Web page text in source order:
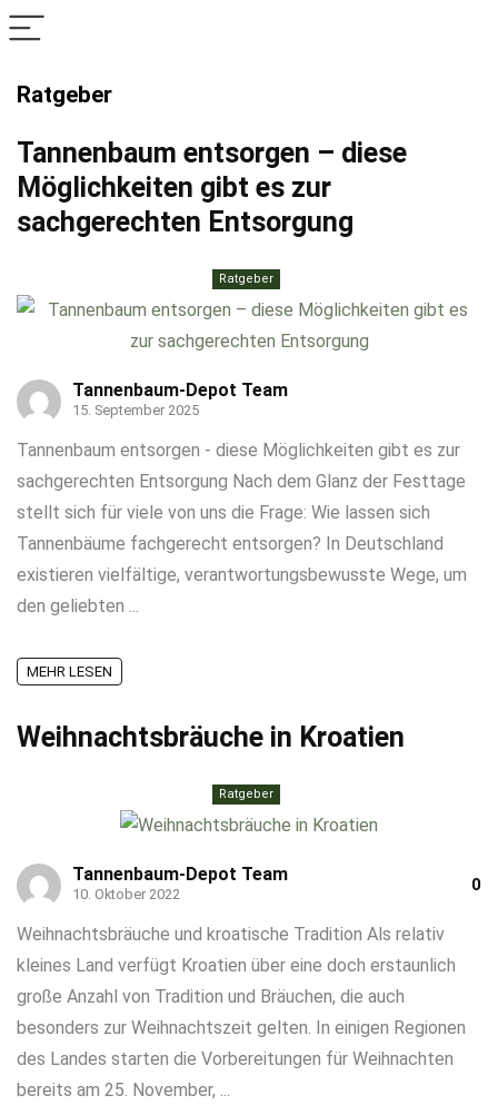
Ratgeber
Tannenbaum entsorgen – diese
Möglichkeiten gibt es zur
sachgerechten Entsorgung
Ratgeber
Tannenbaum-Depot Team
15. September 2025
Tannenbaum entsorgen - diese Möglichkeiten gibt es zur
sachgerechten Entsorgung Nach dem Glanz der Festtage
stellt sich für viele von uns die Frage: Wie lassen sich
Tannenbäume fachgerecht entsorgen? In Deutschland
existieren vielfältige, verantwortungsbewusste Wege, um
den geliebten ...
MEHR LESEN
Weihnachtsbräuche in Kroatien
Ratgeber
Tannenbaum-Depot Team
10. Oktober 2022 0
Weihnachtsbräuche und kroatische Tradition Als relativ
kleines Land verfügt Kroatien über eine doch erstaunlich
große Anzahl von Tradition und Bräuchen, die auch
besonders zur Weihnachtszeit gelten. In einigen Regionen
des Landes starten die Vorbereitungen für Weihnachten
bereits am 25. November, ...